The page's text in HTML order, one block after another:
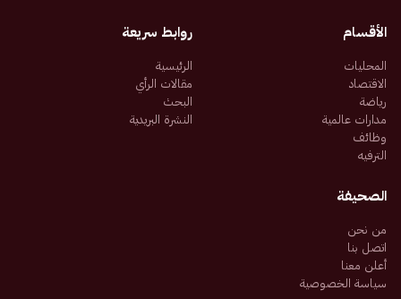
الأقسام
المحليات
الاقتصاد
رياضة
مدارات عالمية
وظائف
الترفيه
روابط سريعة
الرئيسية
مقالات الرأي
البحث
النشرة البريدية
الصحيفة
من نحن
اتصل بنا
أعلن معنا
سياسة الخصوصية